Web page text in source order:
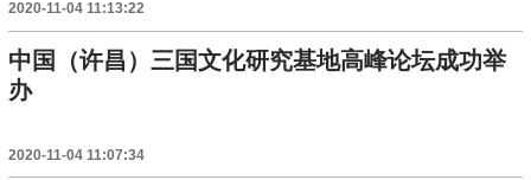
2020-11-04 11:13:22
中国（许昌）三国文化研究基地高峰论坛成功举
办
2020-11-04 11:07:34